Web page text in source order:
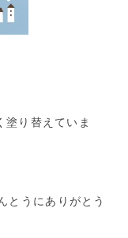
り替えていま
とうにありがとう